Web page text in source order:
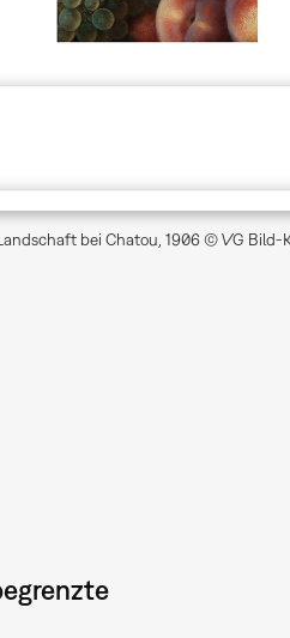
bei Chatou, 1906 © VG Bild-